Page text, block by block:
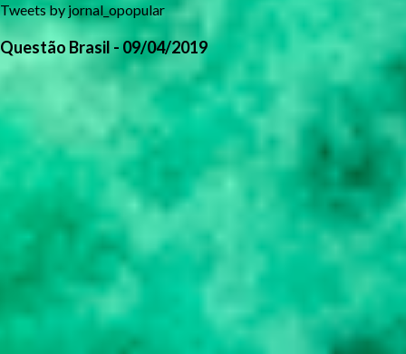
Tweets by jornal_opopular
Questão Brasil - 09/04/2019